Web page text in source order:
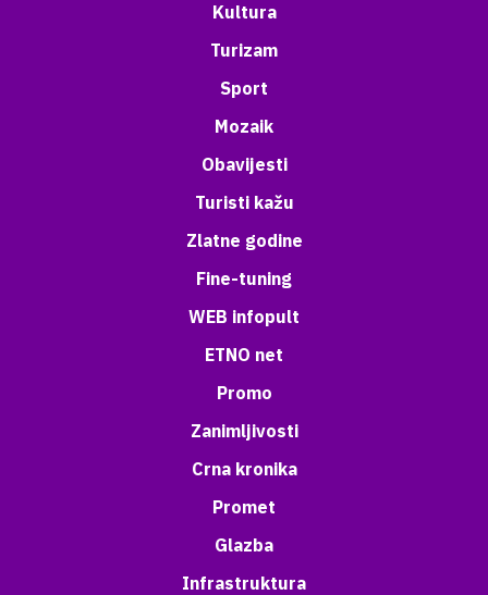
Kultura
Turizam
Sport
Mozaik
Obavijesti
Turisti kažu
Zlatne godine
Fine-tuning
WEB infopult
ETNO net
Promo
Zanimljivosti
Crna kronika
Promet
Glazba
Infrastruktura